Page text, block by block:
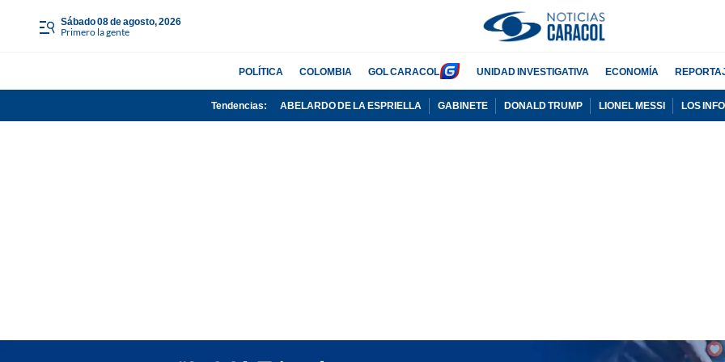
sábado 08 de agosto, 2026
Primero la gente
POLÍTICA COLOMBIA GOL CARACOL UNIDAD INVESTIGATIVA ECONOMÍA
Tendencias: ABELARDO DE LA ESPRIELLA GABINETE DONALD TRUMP LIONEL MESSI LOS